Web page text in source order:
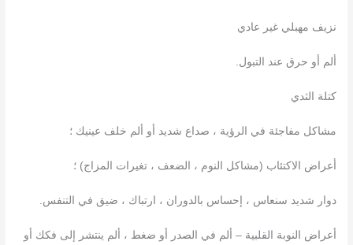
نزيف مهبلي غير عادي
ألم أو حرق عند التبول.
كتلة الثدي
مشاكل مفاجئة في الرؤية ، صداع شديد أو ألم خلف عينيك ؛
أعراض الاكتئاب (مشاكل النوم ، الضعف ، تغيرات المزاج) ؛
دوار شديد سنعاس ، إحساس بالدوران ، ارتباك ، ضيق في التنفس.
أعراض النوبة القلبية – ألم في الصدر أو ضغط ، ألم ينتشر إلى فكك أو